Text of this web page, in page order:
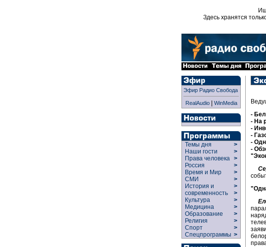
Здесь хранятся
Эфир Радио Свобода
RealAudio| WinMedia
Темы дня
>
Наши гости
>
Права человека >
Россия
>
Время и Мир
>
СМИ
>
История и
современность
>
>
Культура
>
Медицина
>
Образование
>
Религия
>
Спорт
>
Спецпрограммы >
-
- На
-
-
-
-